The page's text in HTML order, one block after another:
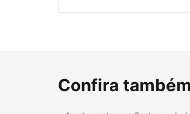
Confira